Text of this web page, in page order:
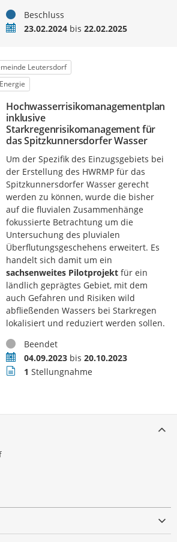
StatusBeschluss
Zeitraum23.02.2024bis 22.02.2025
Leutersdorf
Hochwasserrisikomanagementplan
inklusive
Starkregenrisikomanagement für
das Spitzkunnersdorfer Wasser
Um der Spezifik des Einzugsgebiets bei
der Erstellung des HWRMP für das
Spitzkunnersdorfer Wasser gerecht
werden zu können, wurde die bisher
auf die fluvialen Zusammenhänge
fokussierte Betrachtung um die
Untersuchung des pluvialen
Überflutungsgeschehens erweitert. Es
handelt sich damit um ein
sachsenweites Pilotprojekt für ein
ländlich geprägtes Gebiet, mit dem
auch Gefahren und Risiken wild
abfließenden Wassers bei Starkregen
lokalisiert und reduziert werden sollen.
StatusBeendet
Zeitraum04.09.2023bis 20.10.2023
Stellungnahmen
1 Stellungnahme